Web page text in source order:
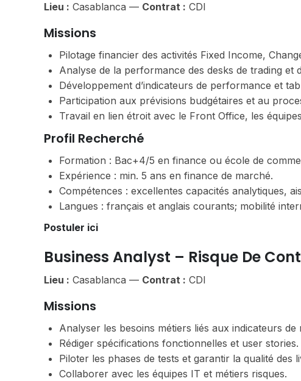
Lieu : Casablanca — Contrat : CDI
Missions
Pilotage financier des activités Fixed Income,
Analyse de la performance des desks de trading et
Développement d’indicateurs de performance et
Participation aux prévisions budgétaires et au
Travail en lien étroit avec le Front Office, les
Profil Recherché
Formation : Bac+4/5 en finance ou école de
Expérience : min. 5 ans en finance de marché.
Compétences : excellentes capacités analytiques,
Langues : français et anglais courants; mobilité
Postuler ici
Business Analyst – Risque De
Lieu : Casablanca — Contrat : CDI
Missions
Analyser les besoins métiers liés aux indicateurs
Rédiger spécifications fonctionnelles et user stories.
Piloter les phases de tests et garantir la qualité des
Collaborer avec les équipes IT et métiers risques.